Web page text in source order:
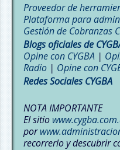
Proveedor de
Plataforma para
Gestión de Cobranzas
Blogs oficiales de
Opine con CYGBA |
Radio | Opine con
Redes Sociales CYGBA
NOTA IMPORTANTE
El sitio
por
recorrerlo y descubrir